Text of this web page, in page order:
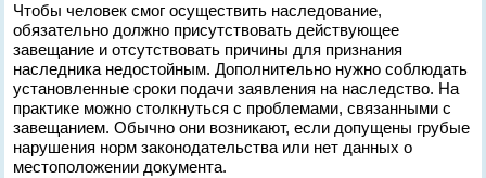
Чтобы человек смог осуществить наследование,
обязательно должно присутствовать действующее
завещание и отсутствовать причины для признания
наследника недостойным. Дополнительно нужно соблюдать
установленные сроки подачи заявления на наследство. На
практике можно столкнуться с проблемами, связанными с
завещанием. Обычно они возникают, если допущены грубые
нарушения норм законодательства или нет данных о
местоположении документа.